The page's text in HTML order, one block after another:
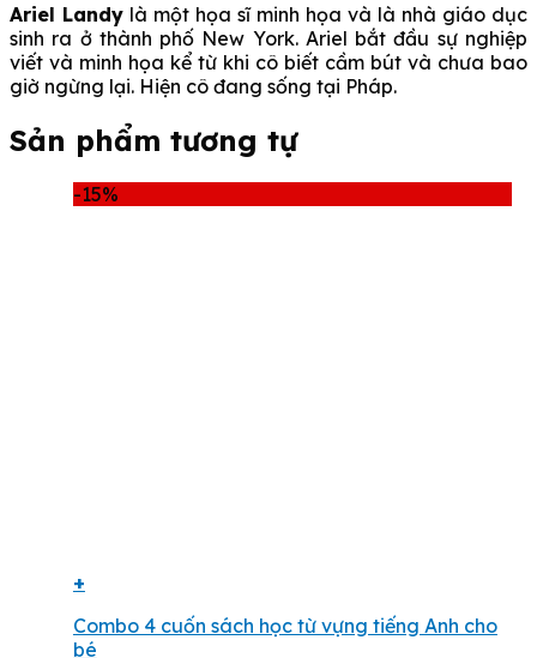
Ariel Landy là một họa sĩ minh họa và là nhà giáo dục
sinh ra ở thành phố New York. Ariel bắt đầu sự nghiệp
viết và minh họa kể từ khi cô biết cầm bút và chưa bao
giờ ngừng lại. Hiện cô đang sống tại Pháp.
Sản phẩm tương tự
-15%
+
Combo 4 cuốn sách học từ vựng tiếng Anh cho
bé